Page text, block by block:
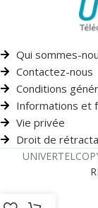
Qui sommes-
Contactez-nous
Conditions
Informations et
Vie privée
Droit de
UNIVERTEL